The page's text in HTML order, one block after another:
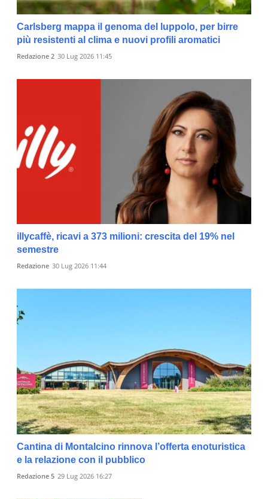
Carlsberg mappa il genoma del luppolo, per birre
più resistenti al clima e nuovi profili aromatici
Redazione 2 30 Lug 2026 11:45
illycaffè, ricavi a 373 milioni: crescita del 19% nel
semestre
Redazione 30 Lug 2026 11:44
Cantina di Montalcino rinnova l’offerta enoturistica
e la relazione con il pubblico
Redazione 5 29 Lug 2026 16:27